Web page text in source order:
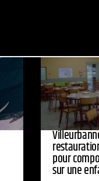
pour
sur une